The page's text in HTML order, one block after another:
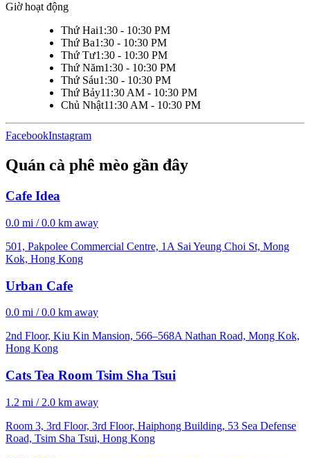
Giờ hoạt động
Thứ Hai1:30 - 10:30 PM
Thứ Ba1:30 - 10:30 PM
Thứ Tư1:30 - 10:30 PM
Thứ Năm1:30 - 10:30 PM
Thứ Sáu1:30 - 10:30 PM
Thứ Bảy11:30 AM - 10:30 PM
Chủ Nhật11:30 AM - 10:30 PM
FacebookInstagram
Quán cà phê mèo gần đây
Cafe Idea
0.0 mi / 0.0 km away
501, Pakpolee Commercial Centre, 1A Sai Yeung Choi St, Mong
Kok, Hong Kong
Urban Cafe
0.0 mi / 0.0 km away
2nd Floor, Kiu Kin Mansion, 566–568A Nathan Road, Mong Kok,
Hong Kong
Cats Tea Room Tsim Sha Tsui
1.2 mi / 2.0 km away
Room 3, 3rd Floor, 3rd Floor, Haiphong Building, 53 Sea Defense
Road, Tsim Sha Tsui, Hong Kong